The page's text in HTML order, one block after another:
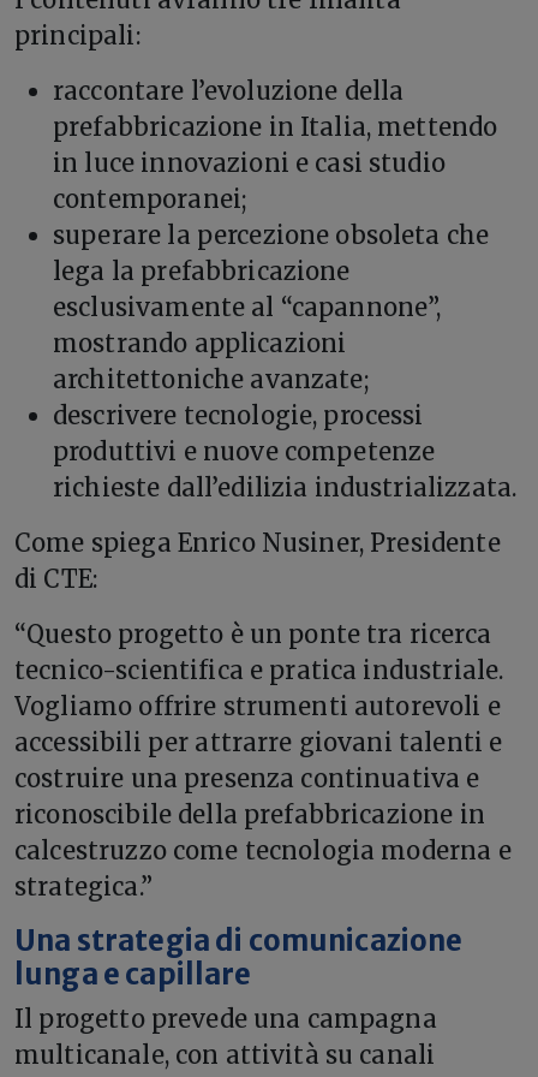
principali:
raccontare l’evoluzione della
prefabbricazione in Italia, mettendo
in luce innovazioni e casi studio
contemporanei;
superare la percezione obsoleta che
lega la prefabbricazione
esclusivamente al “capannone”,
mostrando applicazioni
architettoniche avanzate;
descrivere tecnologie, processi
produttivi e nuove competenze
richieste dall’edilizia industrializzata.
Come spiega Enrico Nusiner, Presidente
di CTE:
“Questo progetto è un ponte tra ricerca
tecnico-scientifica e pratica industriale.
Vogliamo offrire strumenti autorevoli e
accessibili per attrarre giovani talenti e
costruire una presenza continuativa e
riconoscibile della prefabbricazione in
calcestruzzo come tecnologia moderna e
strategica.”
Una strategia di comunicazione
lunga e capillare
Il progetto prevede una campagna
multicanale, con attività su canali